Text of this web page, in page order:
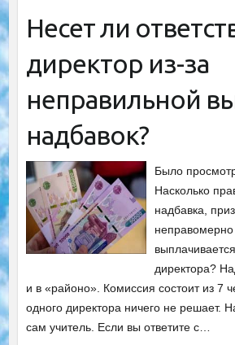
Несет ли
директор из-за
неправильной
надбавок?
Было
Насколько
надбавка,
директора?
и в «районо». Комиссия состоит из 7
одного директора ничего не решает.
сам учитель. Если вы ответите с…